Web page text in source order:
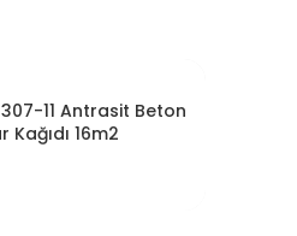
11 Antrasit Beton
Kağıdı 16m2